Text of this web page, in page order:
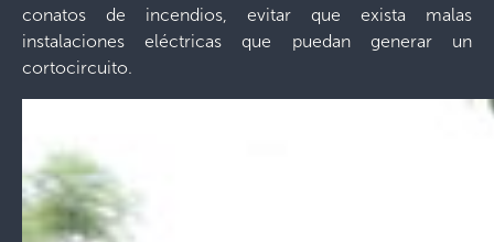
conatos de incendios, evitar que exista malas
instalaciones eléctricas que puedan generar un
cortocircuito.